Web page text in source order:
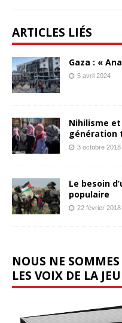
ARTICLES LIÉS
Gaza : «
5 avril 2024
Nihilisme
génération
3 octobre 2018
Le besoin
populaire
22 février 2018
NOUS NE SOMMES
LES VOIX DE LA